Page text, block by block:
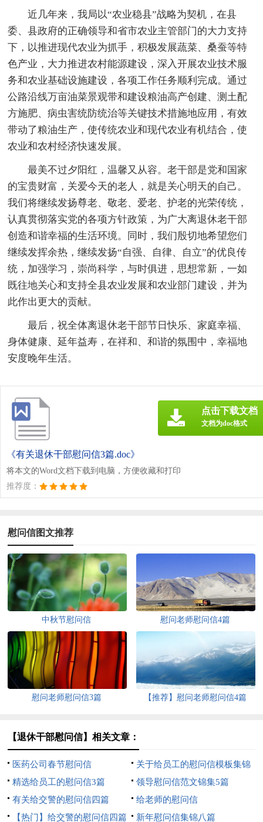
近几年来，我局以“农业稳县”战略为契机，在县
委、县政府的正确领导和省市农业主管部门的大力支持
下，以推进现代农业为抓手，积极发展蔬菜、桑蚕等特
色产业，大力推进农村能源建设，深入开展农业技术服
务和农业基础设施建设，各项工作任务顺利完成。通过
公路沿线万亩油菜景观带和建设粮油高产创建、测土配
方施肥、病虫害统防统治等关键技术措施地应用，有效
带动了粮油生产，使传统农业和现代农业有机结合，使
农业和农村经济快速发展。
最美不过夕阳红，温馨又从容。老干部是党和国家
的宝贵财富，关爱今天的老人，就是关心明天的自己。
我们将继续发扬尊老、敬老、爱老、护老的光荣传统，
认真贯彻落实党的各项方针政策，为广大离退休老干部
创造和谐幸福的生活环境。同时，我们殷切地希望您们
继续发挥余热，继续发扬“自强、自律、自立”的优良传
统，加强学习，崇尚科学，与时俱进，思想常新，一如
既往地关心和支持全县农业发展和农业部门建设，并为
此作出更大的贡献。
最后，祝全体离退休老干部节日快乐、家庭幸福、
身体健康、延年益寿，在祥和、和谐的氛围中，幸福地
安度晚年生活。
《有关退休干部慰问信3篇.doc》
将本文的Word文档下载到电脑，方便收藏和打印
推荐度：
点击下载文档
文档为doc格式
慰问信图文推荐
中秋节慰问信 慰问老师慰问信4篇
慰问老师慰问信3篇 【推荐】慰问老师慰问信4篇
【退休干部慰问信】相关文章：
医药公司春节慰问信
关于给员工的慰问信模板集锦
8篇
精选给员工的慰问信3篇
领导慰问信范文锦集5篇
有关给交警的慰问信四篇
给老师的慰问信
【热门】给交警的慰问信四篇
新年慰问信集锦八篇